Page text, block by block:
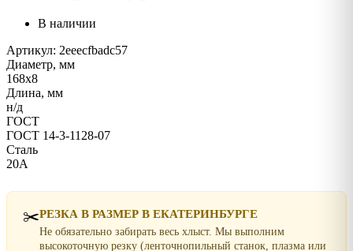
В наличии
Артикул: 2eeecfbadc57
Диаметр, мм
168х8
Длина, мм
н/д
ГОСТ
ГОСТ 14-3-1128-07
Сталь
20А
✂️РЕЗКА В РАЗМЕР В ЕКАТЕРИНБУРГЕ
Не обязательно забирать весь хлыст. Мы выполним
высокоточную резку (ленточнопильный станок, плазма или